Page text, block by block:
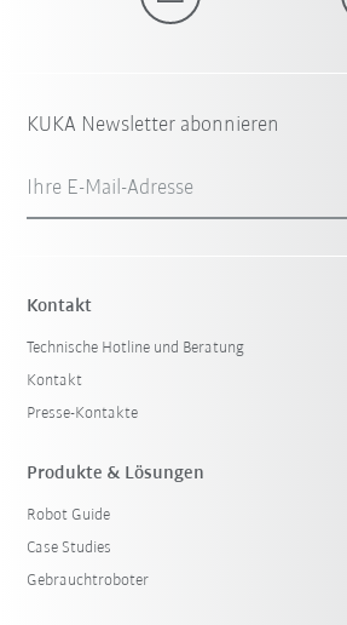
KUKA Newsletter abonnieren
Ihre E-Mail-Adresse
Kontakt
Technische Hotline und Beratung
Kontakt
Presse-Kontakte
Produkte & Lösungen
Robot Guide
Case Studies
Gebrauchtroboter